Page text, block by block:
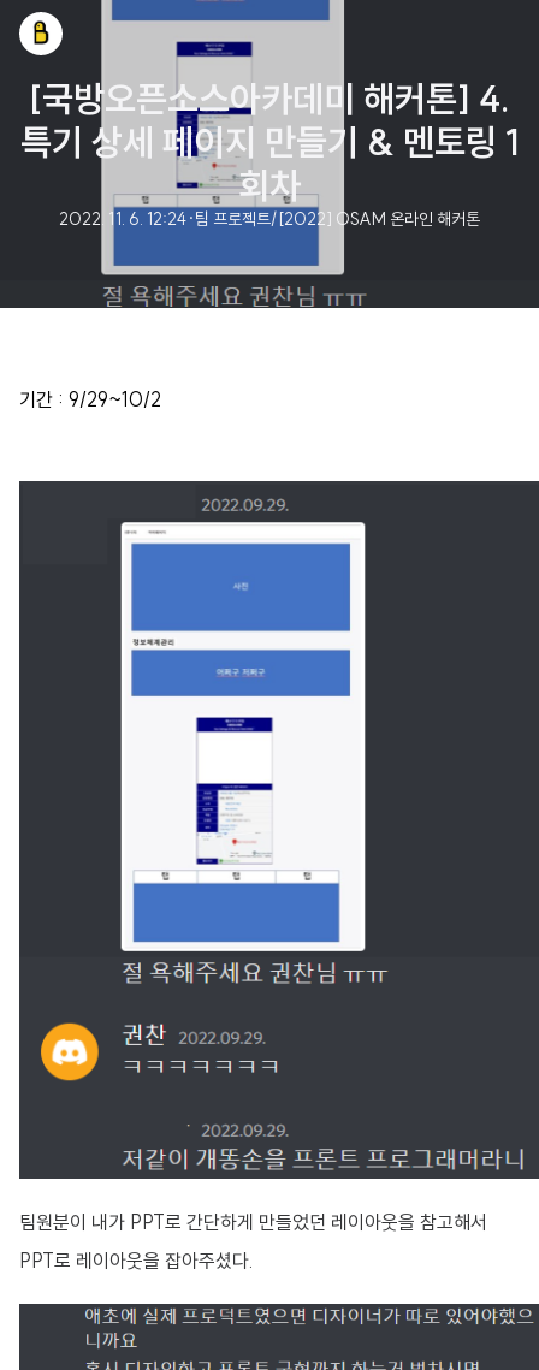
[국방오픈소스아카데미 해커톤] 4.
특기 상세 페이지 만들기 & 멘토링 1
회차
2022. 11. 6. 12:24·팀 프로젝트/[2022] OSAM 온라인 해커톤
기간 : 9/29~10/2
팀원분이 내가 PPT로 간단하게 만들었던 레이아웃을 참고해서
PPT로 레이아웃을 잡아주셨다.